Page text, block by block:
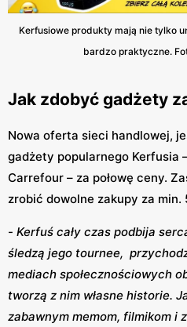
Kerfusiowe produkty mają nie tylko
bardzo praktyczne.
Jak zdobyć gadżety
Nowa oferta sieci handlowej,
gadżety popularnego Kerfusia
Carrefour – za połowę ceny.
zrobić dowolne zakupy za min.
- Kerfuś cały czas podbija
śledzą jego tournee,
mediach społecznościowych
tworzą z nim własne historie.
zabawnym memom, filmikom i